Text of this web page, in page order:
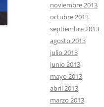
noviembre 2013
octubre 2013
septiembre 2013
agosto 2013
julio 2013
junio 2013
mayo 2013
abril 2013
marzo 2013